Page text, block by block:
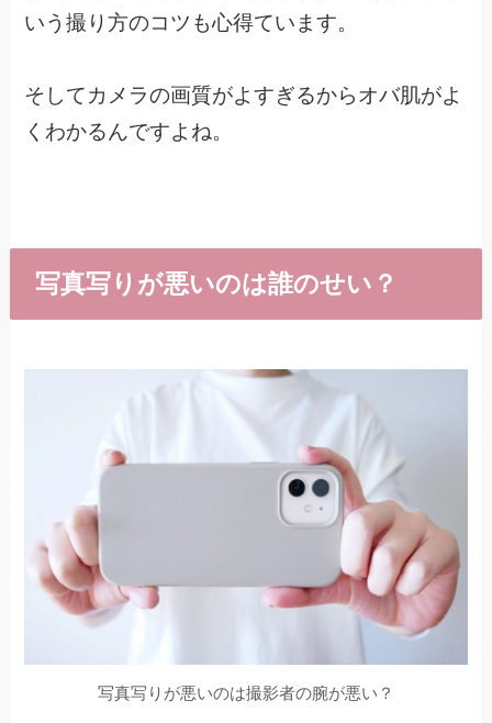
いう撮り方のコツも心得ています。
そしてカメラの画質がよすぎるからオバ肌がよ
くわかるんですよね。
写真写りが悪いのは誰のせい？
写真写りが悪いのは撮影者の腕が悪い？